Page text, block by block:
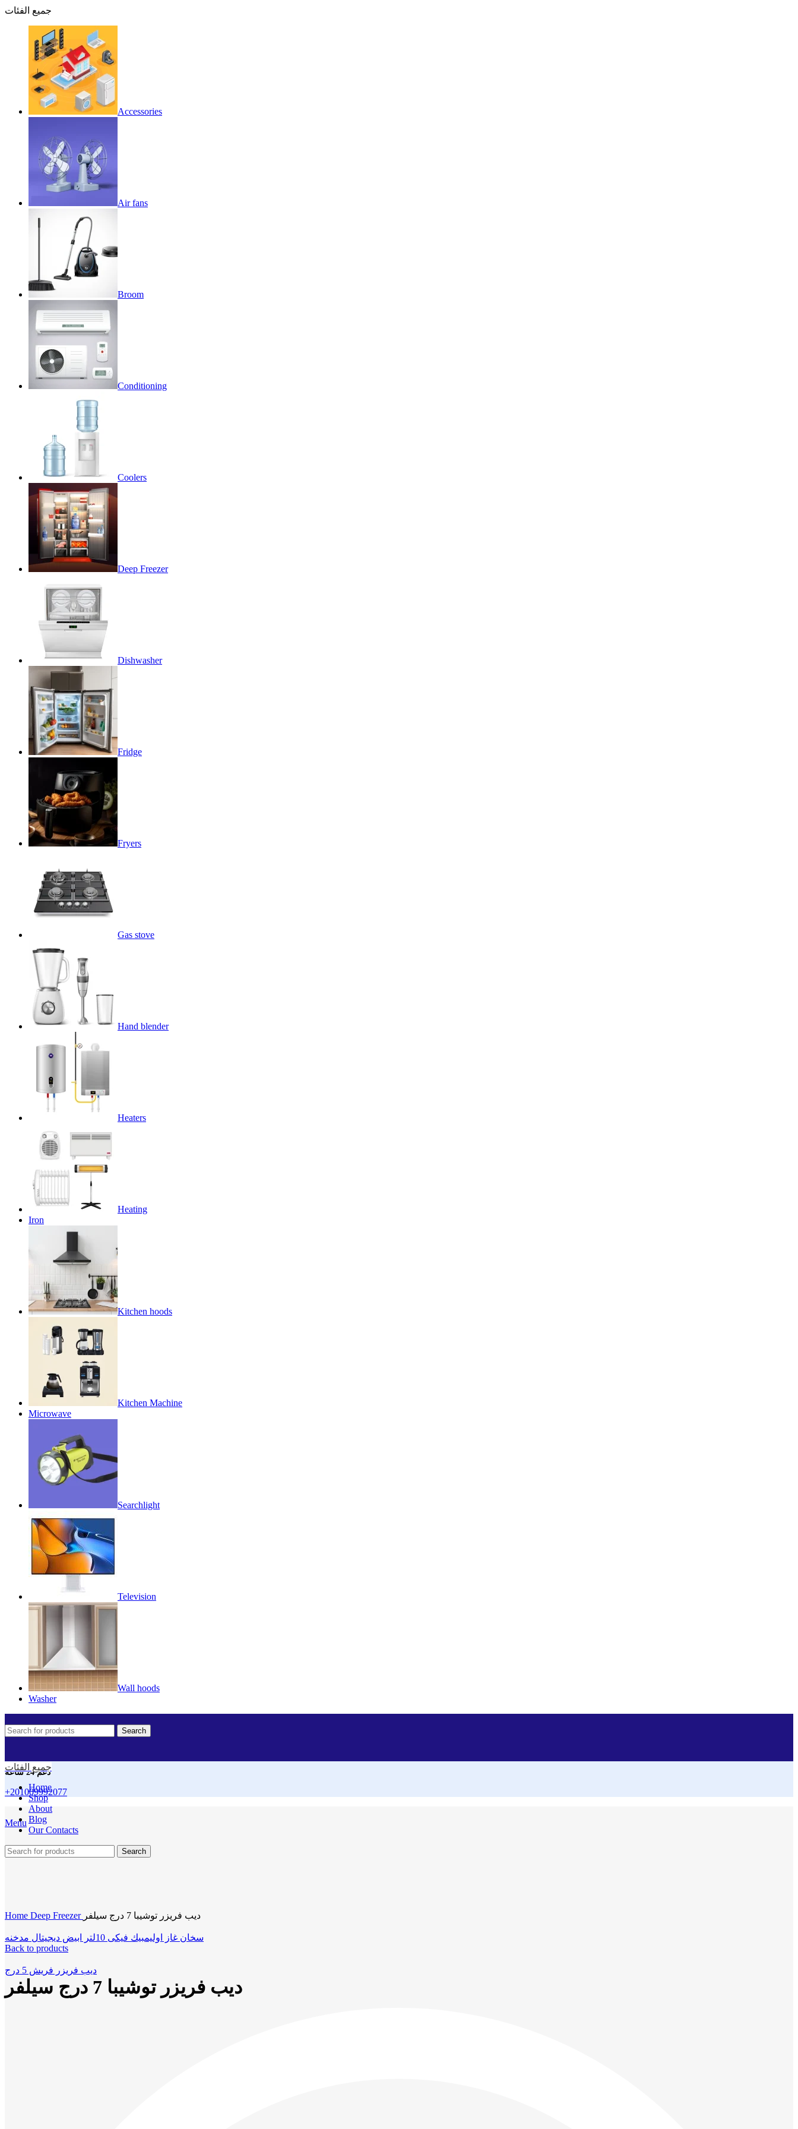
جميع الفئات
Accessories
Air fans
Broom
Conditioning
Coolers
Deep Freezer
Dishwasher
Fridge
Fryers
Gas stove
Hand blender
Heaters
Heating
Iron
Kitchen hoods
Kitchen Machine
Microwave
Searchlight
Television
Wall hoods
Washer
Search
دعم 24 ساعه
+201009992077
Menu
جميع الفئات
Home
Shop
About
Blog
Our Contacts
Search
Home Deep Freezer ديب فريزر توشيبا 7 درج سيلفر
سخان غاز اوليمبيك فيكى 10لتر ابيض ديجيتال مدخنه
Back to products
ديب فريزر فريش 5 درج
ديب فريزر توشيبا 7 درج سيلفر